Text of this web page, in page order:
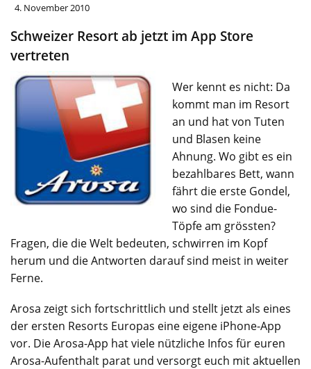
4. November 2010
Schweizer Resort ab jetzt im App Store
vertreten
Wer kennt es nicht: Da
kommt man im Resort
an und hat von Tuten
und Blasen keine
Ahnung. Wo gibt es ein
bezahlbares Bett, wann
fährt die erste Gondel,
wo sind die Fondue-
Töpfe am grössten?
Fragen, die die Welt bedeuten, schwirren im Kopf
herum und die Antworten darauf sind meist in weiter
Ferne.
Arosa zeigt sich fortschrittlich und stellt jetzt als eines
der ersten Resorts Europas eine eigene iPhone-App
vor. Die Arosa-App hat viele nützliche Infos für euren
Arosa-Aufenthalt parat und versorgt euch mit aktuellen